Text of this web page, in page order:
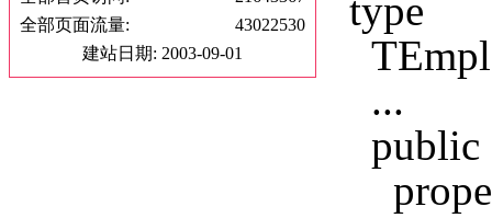
全部页面流量:
43022530
建站日期: 2003-09-01
type
...
public